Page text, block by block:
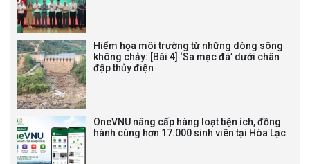
Hiểm họa môi trường từ những dòng sông
không chảy: [Bài 4] ‘Sa mạc đá’ dưới chân
đập thủy điện
OneVNU nâng cấp hàng loạt tiện ích, đồng
hành cùng hơn 17.000 sinh viên tại Hòa Lạc